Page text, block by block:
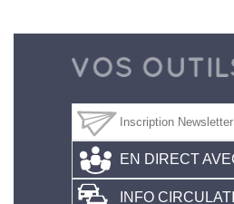
EN DIRECT
INFO